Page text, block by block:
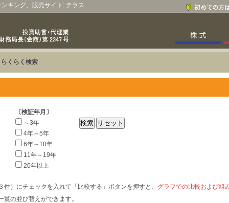
キング、販売サイト: テラス
らくらく検索
〔検証年月〕
～3年
4年～5年
6年～10年
11年～19年
20年以上
）にチェックを入れて「比較する」ボタンを押すと、 グラフでの比較および組
の並び替えができます。